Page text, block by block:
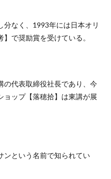
分なく、1993年には日本オリ
で奨励賞を受けている。
の代表取締役社長であり、今
ョップ【落穂拾】は東講が展
ンという名前で知られてい